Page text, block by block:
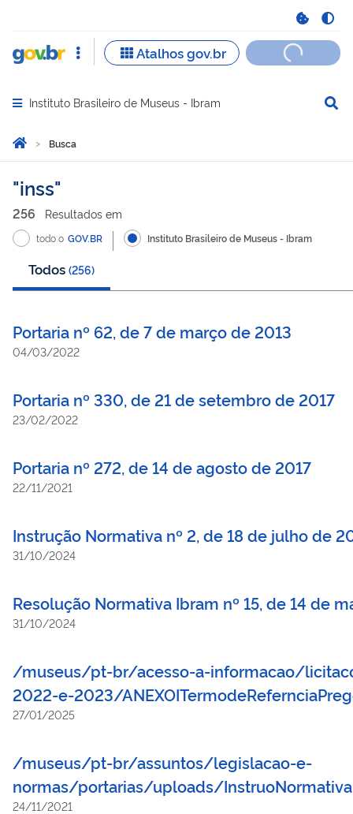
Abrir menu principal de navegação
Instituto Brasileiro de Museus - Ibram
Você está aqui:
Página Inicial
Busca
Busca
inss
256 Resultados em
todo o GOV.BR Instituto Brasileiro de Museus - Ibram
Todos (256)
Portaria nº 62, de 7 de março de 2013
04/03/2022
Portaria nº 330, de 21 de setembro de 2017
23/02/2022
Portaria nº 272, de 14 de agosto de 2017
22/11/2021
Instrução Normativa nº 2, de 18 de julho de
31/10/2024
Resolução Normativa Ibram nº 15, de 14 de
31/10/2024
/museus/pt-br/acesso-a-informacao/
2022-e-2023/
27/01/2025
/museus/pt-br/assuntos/legislacao-e-
normas/portarias/uploads/
24/11/2021